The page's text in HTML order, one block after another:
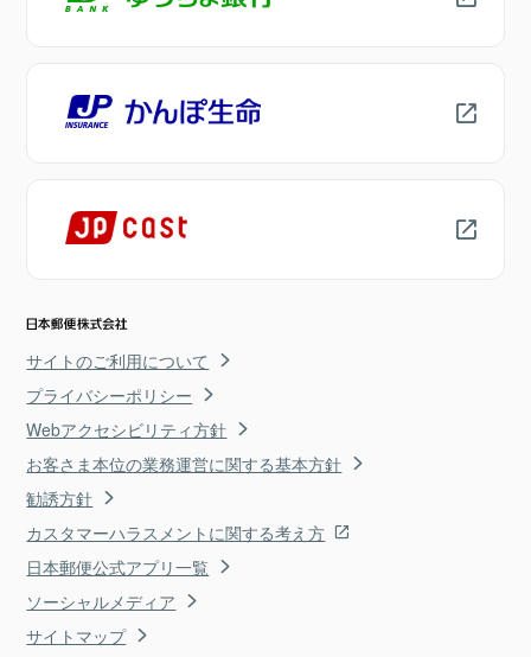
サイトのご利用について
プライバシーポリシー
Webアクセシビリティ方針
お客さま本位の業務運営に関する基本方針
勧誘方針
カスタマーハラスメントに関する考え方
日本郵便公式アプリ一覧
ソーシャルメディア
サイトマップ